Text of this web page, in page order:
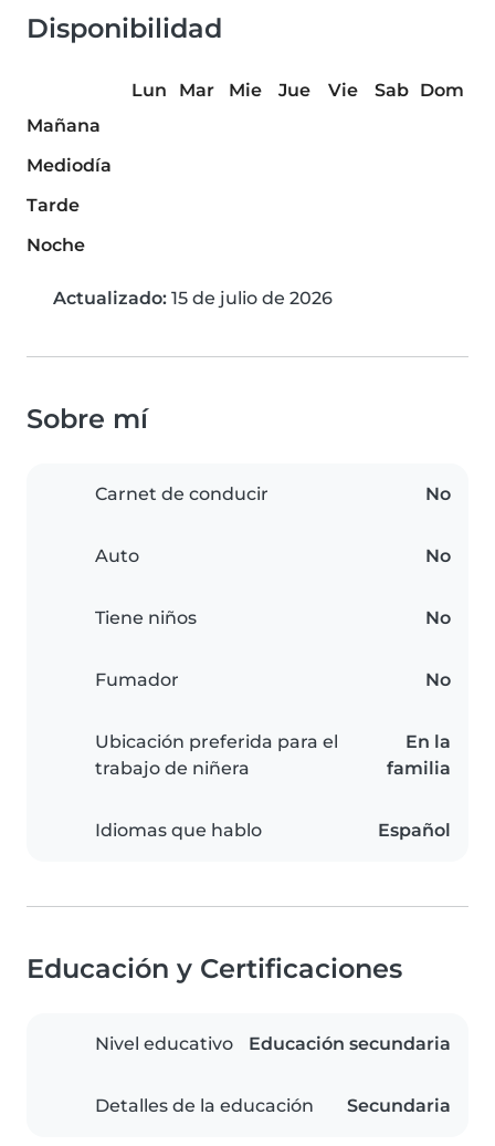
Disponibilidad
Lun Mar Mie Jue Vie Sab
Dom
Mañana
Mediodía
Tarde
Noche
Actualizado: 15 de julio de 2026
Sobre mí
Carnet de conducir No
Auto No
Tiene niños No
Fumador No
Ubicación preferida para el
trabajo de niñera
En la
familia
Idiomas que hablo Español
Educación y Certificaciones
Nivel educativo Educación secundaria
Detalles de la educación Secundaria